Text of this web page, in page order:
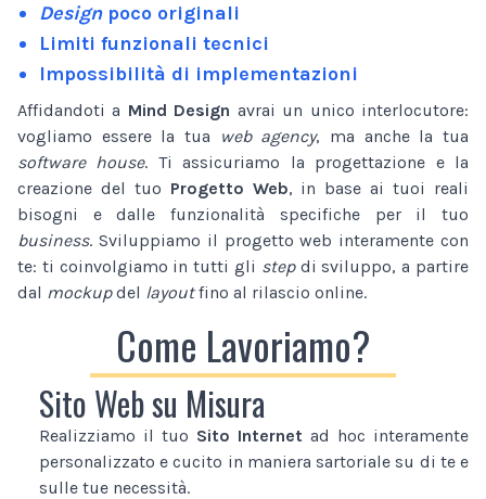
Designpoco originali
Limiti funzionali tecnici
Impossibilità di implementazioni
Affidandoti a Mind Design avrai un unico interlocutore:
vogliamo essere la tua
web agency, ma anche la tua
software house. Ti assicuriamo la progettazione e la
creazione del tuo Progetto Web, in base ai tuoi reali
bisogni e dalle funzionalità specifiche per il tuo
business. Sviluppiamo il progetto web interamente con
te: ti coinvolgiamo in tutti gli stepdi sviluppo, a partire
dal mockupdel layoutfino al rilascio online.
Come Lavoriamo?
Sito Web su Misura
Realizziamo il tuo Sito Internet ad hoc interamente
personalizzato e cucito in maniera sartoriale su di te e
sulle tue necessità.